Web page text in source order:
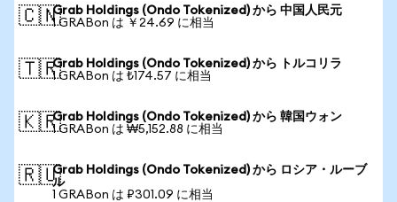
🇨🇳Grab Holdings (Ondo Tokenized) から 中国人民元
1 GRABon は ￥24.69 に相当
🇹🇷Grab Holdings (Ondo Tokenized) から トルコリラ
1 GRABon は ₺174.57 に相当
🇰🇷Grab Holdings (Ondo Tokenized) から 韓国ウォン
1 GRABon は ₩5,152.88 に相当
🇷🇺Grab Holdings (Ondo Tokenized) から ロシア・ルーブ
ル
1 GRABon は ₽301.09 に相当